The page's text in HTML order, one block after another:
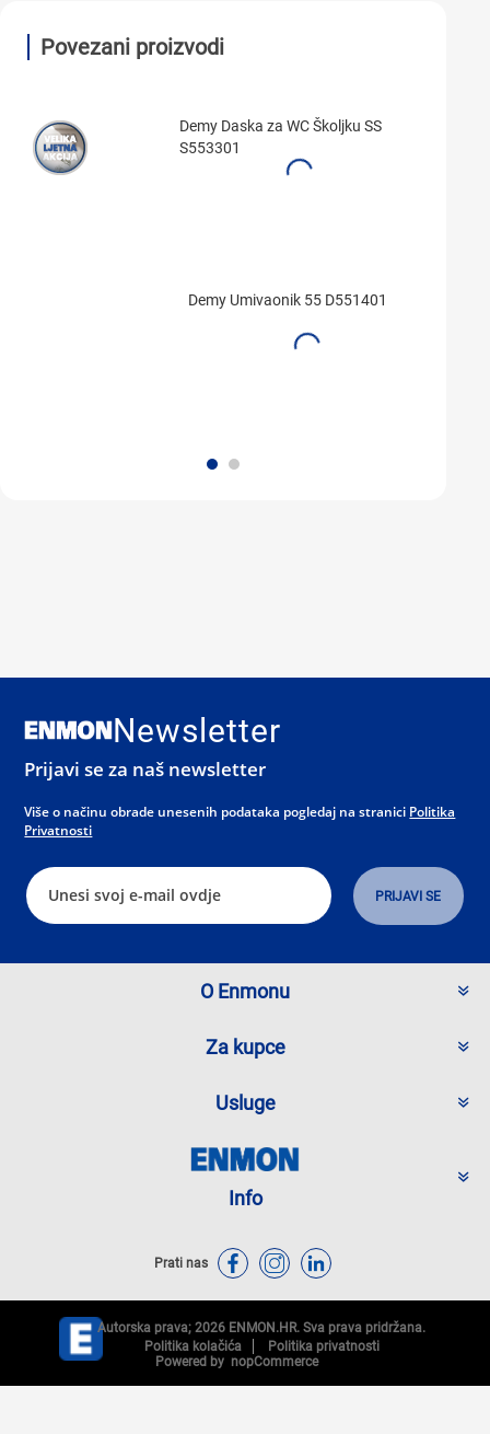
Povezani proizvodi
Demy Daska za WC Školjku SS
S553301
Demy Umivaonik 55 D551401
Newsletter
Prijavi se za naš newsletter
Više o načinu obrade unesenih podataka pogledaj na stranici Politika
Privatnosti
O Enmonu
Za kupce
Usluge
Info
Prati nas
Autorska prava; 2026 ENMON.HR. Sva prava pridržana.
Politika kolačića
Politika privatnosti
Powered by nopCommerce